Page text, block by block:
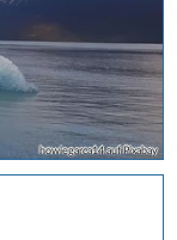
howiegarca14 auf Pixabay